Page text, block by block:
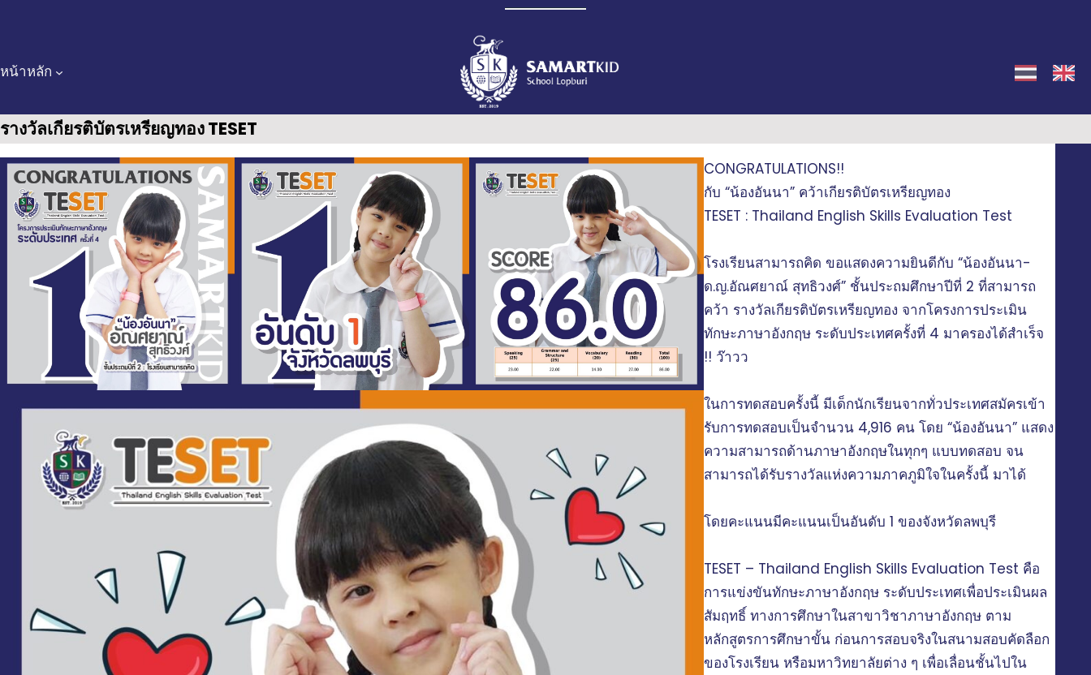
content
หน้าหลัก
รางวัลเกียรติบัตรเหรียญทอง TESET
CONGRATULATIONS!!
กับ “น้องอันนา” คว้าเกียรติบัตรเหรียญทอง
TESET : Thailand English Skills Evaluation Test
โรงเรียนสามารถคิด ขอแสดงความยินดีกับ “น้องอันนา-
ด.ญ.อัณศยาณ์ สุทธิวงศ์” ชั้นประถมศึกษาปีที่ 2 ที่สามารถ
คว้า รางวัลเกียรติบัตรเหรียญทอง จากโครงการประเมิน
ทักษะภาษาอังกฤษ ระดับประเทศครั้งที่ 4 มาครองได้สำเร็จ
!! ว๊าวว
ในการทดสอบครั้งนี้ มีเด็กนักเรียนจากทั่วประเทศสมัครเข้า
รับการทดสอบเป็นจำนวน 4,916 คน โดย “น้องอันนา” แสดง
ความสามารถด้านภาษาอังกฤษในทุกๆ แบบทดสอบ จน
สามารถได้รับรางวัลแห่งความภาคภูมิใจในครั้งนี้ มาได้
โดยคะแนนมีคะแนนเป็นอันดับ 1 ของจังหวัดลพบุรี
TESET – Thailand English Skills Evaluation Test คือ
การแข่งขันทักษะภาษาอังกฤษ ระดับประเทศเพื่อประเมินผล
สัมฤทธิ์ ทางการศึกษาในสาขาวิชาภาษาอังกฤษ ตาม
หลักสูตรการศึกษาขั้น ก่อนการสอบจริงในสนามสอบคัดลือก
ของโรงเรียน หรือมหาวิทยาลัยต่าง ๆ เพื่อเลื่อนชั้นไปใน